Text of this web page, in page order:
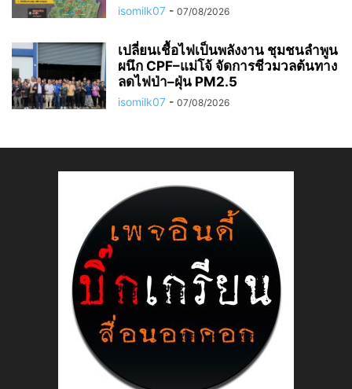
isomilk07 - 07/08/2026
เปลี่ยนเชื้อไฟเป็นพลังงาน ชุมชนลำพูน
ผนึก CPF–แม่โจ้ จัดการชีวมวลต้นทาง
ลดไฟป่า–ฝุ่น PM2.5
isomilk07 - 07/08/2026